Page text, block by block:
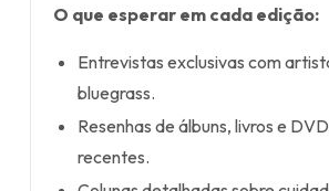
O que esperar em cada edição:
Entrevistas exclusivas com
bluegrass.
Resenhas de álbuns, livros e
recentes.